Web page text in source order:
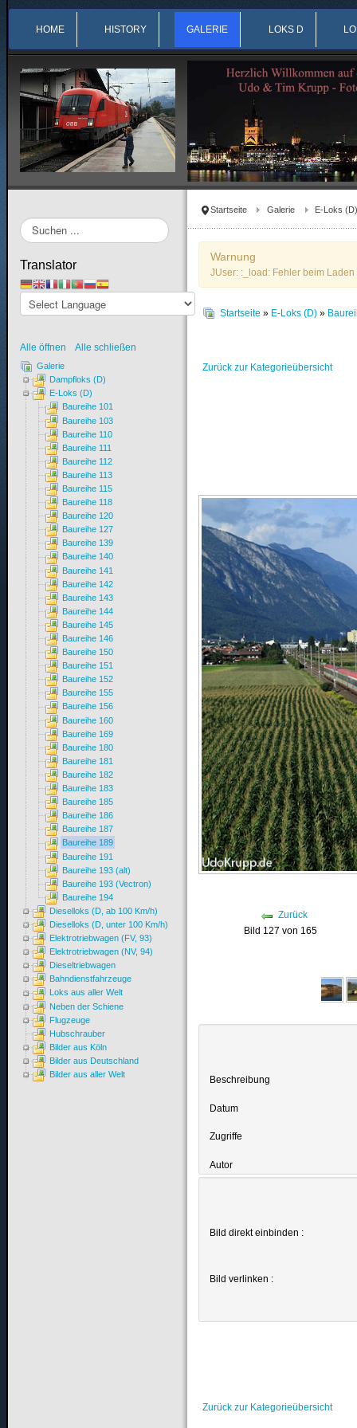
HOME HISTORY GALERIE LOKS D
Startseite Galerie E-Loks (D)
Warnung
JUser: :_load: Fehler beim
Startseite » E-Loks (D) »
Zurück zur Kategorieübersicht
Zurück
Bild 127 von 165
Beschreibung
Datum
Zugriffe
Autor
Bild direkt einbinden :
Bild verlinken :
Zurück zur Kategorieübersicht
Suchen
...
Translator
Alle öffnen Alle schließen
Galerie
Dampfloks (D)
E-Loks (D)
Baureihe 101
Baureihe 103
Baureihe 110
Baureihe 111
Baureihe 112
Baureihe 113
Baureihe 115
Baureihe 118
Baureihe 120
Baureihe 127
Baureihe 139
Baureihe 140
Baureihe 141
Baureihe 142
Baureihe 143
Baureihe 144
Baureihe 145
Baureihe 146
Baureihe 150
Baureihe 151
Baureihe 152
Baureihe 155
Baureihe 156
Baureihe 160
Baureihe 169
Baureihe 180
Baureihe 181
Baureihe 182
Baureihe 183
Baureihe 185
Baureihe 186
Baureihe 187
Baureihe 189
Baureihe 191
Baureihe 193 (alt)
Baureihe 193 (Vectron)
Baureihe 194
Dieselloks (D, ab 100 Km/h)
Dieselloks (D, unter 100 Km/h)
Elektrotriebwagen (FV, 93)
Elektrotriebwagen (NV, 94)
Dieseltriebwagen
Bahndienstfahrzeuge
Loks aus aller Welt
Neben der Schiene
Flugzeuge
Hubschrauber
Bilder aus Köln
Bilder aus Deutschland
Bilder aus aller Welt